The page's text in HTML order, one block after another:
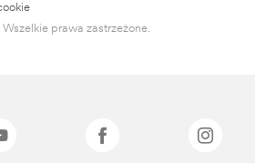
prawa zastrzeżone.